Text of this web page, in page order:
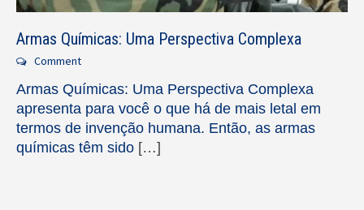
Armas Químicas: Uma Perspectiva Complexa
Comment
Armas Químicas: Uma Perspectiva Complexa
apresenta para você o que há de mais letal em
termos de invenção humana. Então, as armas
químicas têm sido […]